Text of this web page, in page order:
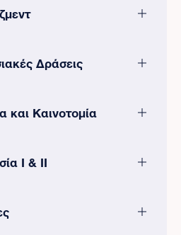
Δράσεις
και Καινοτομία
Ι & ΙΙ